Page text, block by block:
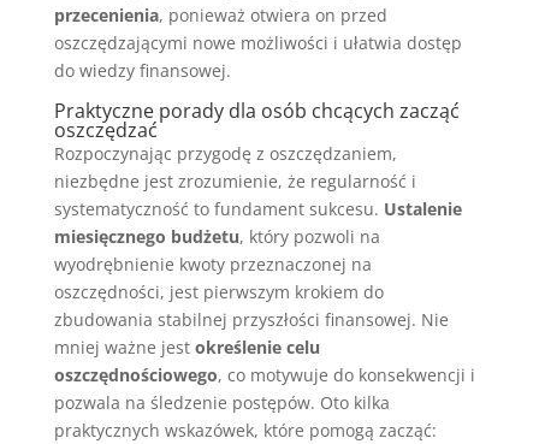
przecenienia, ponieważ otwiera on przed
oszczędzającymi nowe możliwości i ułatwia dostęp
do wiedzy finansowej.
Praktyczne porady dla osób chcących zacząć
oszczędzać
Rozpoczynając przygodę z oszczędzaniem,
niezbędne jest zrozumienie, że regularność i
systematyczność to fundament sukcesu. Ustalenie
miesięcznego budżetu, który pozwoli na
wyodrębnienie kwoty przeznaczonej na
oszczędności, jest pierwszym krokiem do
zbudowania stabilnej przyszłości finansowej. Nie
mniej ważne jest określenie celu
oszczędnościowego, co motywuje do konsekwencji i
pozwala na śledzenie postępów. Oto kilka
praktycznych wskazówek, które pomogą zacząć: